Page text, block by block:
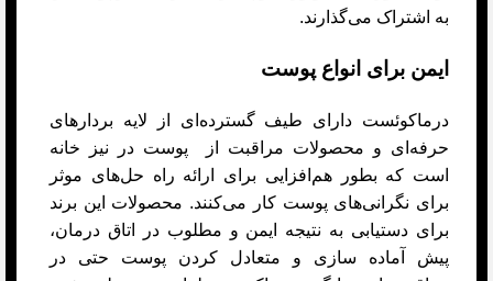
به اشتراک می‌گذارند.
ایمن برای انواع پوست
درماکوئست دارای طیف گسترده‌ای از لایه بردارهای
حرفه‌ای و محصولات مراقبت از پوست در نیز خانه
است که بطور هم‌افزایی برای ارائه راه حل‌های موثر
برای نگرانی‌های پوست کار می‌کنند. محصولات این برند
برای دستیابی به نتیجه ایمن و مطلوب در اتاق درمان،
پیش آماده سازی و متعادل کردن پوست حتی در